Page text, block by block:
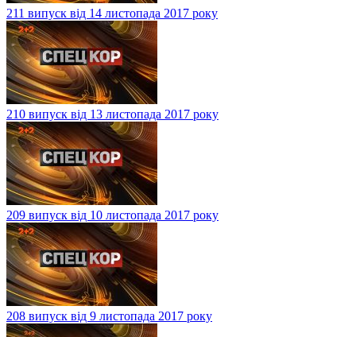
211 випуск від 14 листопада 2017 року
210 випуск від 13 листопада 2017 року
209 випуск від 10 листопада 2017 року
208 випуск від 9 листопада 2017 року